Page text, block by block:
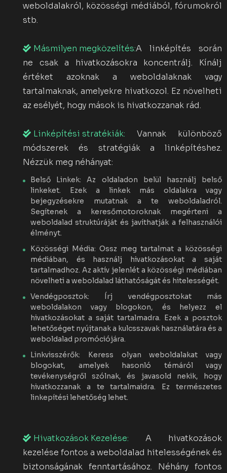
weboldalakról, közösségi médiából, fórumokról
stb.
Másmilyen megközelítés:A linképítés során
ne csak a hivatkozásokra koncentrálj. Kínálj
értéket azoknak a weboldalaknak vagy
tartalmaknak, amelyekre hivatkozol. Ez növelheti
az esélyét, hogy mások is hivatkozzanak rád.
Linképítési stratékiák: Vannak különböző
módszerek és stratégiák a linképítéshez.
Nézzük meg néhányat:
Belső Linkek: Az oldaladon belül használj belső
linkeket. Ezek a linkek más oldalakra vagy
bejegyzésekre mutatnak a te weboldaladról.
Segítenek a keresőmotoroknak megérteni a
weboldalad struktúráját és javíthatják a felhasználói
élményt.
Közösségi Média: Ossz meg tartalmat a közösségi
médiában, és használj hivatkozásokat a saját
tartalmadhoz. Az aktív jelenlét a közösségi médiában
növelheti a weboldalad láthatóságát és hitelességét.
Vendégposztok: Írj vendégposztokat más
weboldalakon vagy blogokon, és helyezz el
hivatkozásokat a saját tartalmadra. Ezek a posztok
lehetőséget nyújtanak a kulcsszavak használatára és a
weboldalad promóciójára.
Linkvisszérők: Keress olyan weboldalakat vagy
blogokat, amelyek hasonló témáról vagy
tevékenységről szólnak, és javasold nekik, hogy
hivatkozzanak a te tartalmaidra. Ez természetes
linkepítési lehetőség lehet.
Hivatkozások Kezelése: A hivatkozások
kezelése fontos a weboldalad hitelességének és
biztonságának fenntartásához. Néhány fontos